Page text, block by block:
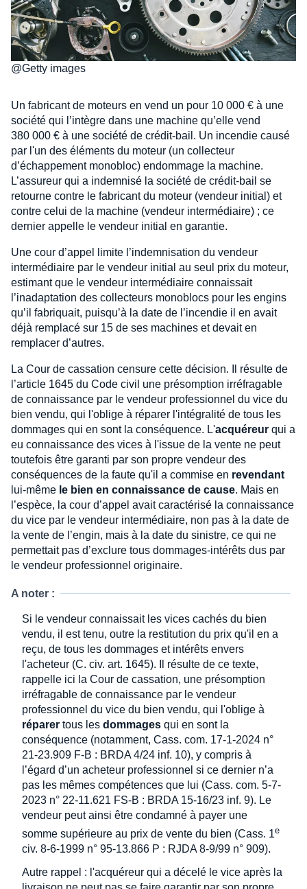
@Getty images
Un fabricant de moteurs en vend un pour 10 000 € à une
société qui l’intègre dans une machine qu’elle vend
380 000 € à une société de crédit-bail. Un incendie causé
par l'un des éléments du moteur (un collecteur
d’échappement monobloc) endommage la machine.
L’assureur qui a indemnisé la société de crédit-bail se
retourne contre le fabricant du moteur (vendeur initial) et
contre celui de la machine (vendeur intermédiaire) ; ce
dernier appelle le vendeur initial en garantie.
Une cour d’appel limite l’indemnisation du vendeur
intermédiaire par le vendeur initial au seul prix du moteur,
estimant que le vendeur intermédiaire connaissait
l’inadaptation des collecteurs monoblocs pour les engins
qu’il fabriquait, puisqu’à la date de l’incendie il en avait
déjà remplacé sur 15 de ses machines et devait en
remplacer d’autres.
La Cour de cassation censure cette décision. Il résulte de
l’article 1645 du Code civil une présomption irréfragable
de connaissance par le vendeur professionnel du vice du
bien vendu, qui l'oblige à réparer l'intégralité de tous les
dommages qui en sont la conséquence. L'acquéreur qui a
eu connaissance des vices à l'issue de la vente ne peut
toutefois être garanti par son propre vendeur des
conséquences de la faute qu'il a commise en revendant
lui-même le bien en connaissance de cause. Mais en
l’espèce, la cour d’appel avait caractérisé la connaissance
du vice par le vendeur intermédiaire, non pas à la date de
la vente de l’engin, mais à la date du sinistre, ce qui ne
permettait pas d’exclure tous dommages-intérêts dus par
le vendeur professionnel originaire.
A noter :
Si le vendeur connaissait les vices cachés du bien
vendu, il est tenu, outre la restitution du prix qu'il en a
reçu, de tous les dommages et intérêts envers
l'acheteur (C. civ. art. 1645). Il résulte de ce texte,
rappelle ici la Cour de cassation, une présomption
irréfragable de connaissance par le vendeur
professionnel du vice du bien vendu, qui l'oblige à
réparer tous les dommages qui en sont la
conséquence (notamment, Cass. com. 17-1-2024 n°
21-23.909 F-B : BRDA 4/24 inf. 10), y compris à
l’égard d’un acheteur professionnel si ce dernier n’a
pas les mêmes compétences que lui (Cass. com. 5-7-
2023 n° 22-11.621 FS-B : BRDA 15-16/23 inf. 9). Le
vendeur peut ainsi être condamné à payer une
somme supérieure au prix de vente du bien (Cass. 1e
civ. 8-6-1999 n° 95-13.866 P : RJDA 8-9/99 n° 909).
Autre rappel : l'acquéreur qui a décelé le vice après la